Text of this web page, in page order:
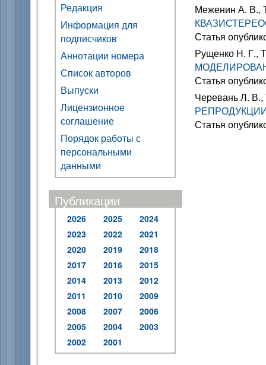
Редакция
Информация для
подписчиков
Аннотации номера
Список авторов
Выпуски
Лицензионное
соглашение
Порядок работы с
персональными
данными
Публикации
2026 2025
2024
2023
2022
2021
2020
2019
2018
2017
2016
2015
2014
2013
2012
2011
2010
2009
2008
2007
2006
2005
2004
2003
2002
2001
Меженин А. В.,
Статья
Рущенко Н. Г.,
Статья
Черевань Л.
Статья